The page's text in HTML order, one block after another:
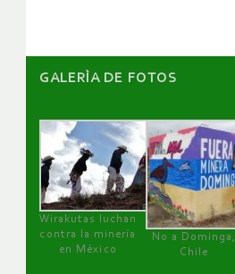
GALERÌA DE FOTOS
Wirakutas luchan
contra la minería
en México
No a Dominga,
Chile